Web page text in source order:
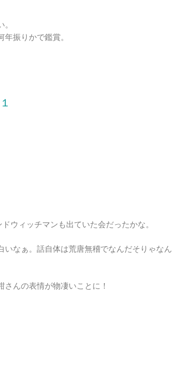
振りかで鑑賞。
ウィッチマンも出ていた会だったかな。
いなぁ。話自体は荒唐無稽でなんだそりゃなん
んの表情が物凄いことに！